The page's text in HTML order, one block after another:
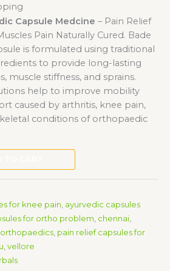
Capsule Medcine – Pain Relief
Pain Naturally Cured. Bade
is formulated using traditional
to provide long-lasting
muscle stiffness, and sprains.
help to improve mobility
caused by arthritis, knee pain,
conditions of orthopaedic
for knee pain ayurvedic capsules
for ortho problem chennai
pain relief capsules for
vellore